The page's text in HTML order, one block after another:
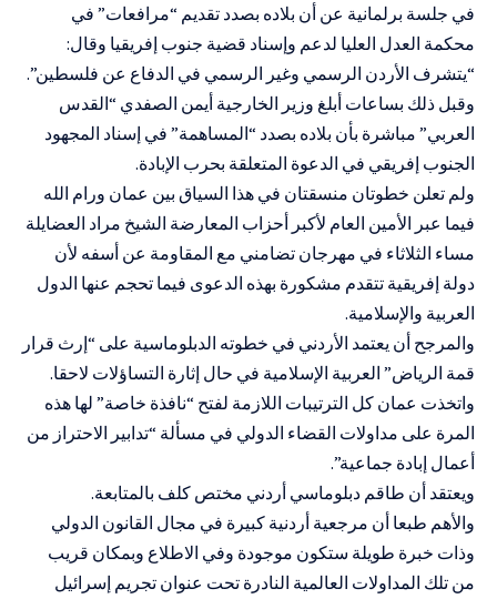
في جلسة برلمانية عن أن بلاده بصدد تقديم “مرافعات” في
محكمة العدل العليا لدعم وإسناد قضية جنوب إفريقيا وقال:
“يتشرف الأردن الرسمي وغير الرسمي في الدفاع عن فلسطين”.
وقبل ذلك بساعات أبلغ وزير الخارجية أيمن الصفدي “القدس
العربي” مباشرة بأن بلاده بصدد “المساهمة” في إسناد المجهود
الجنوب إفريقي في الدعوة المتعلقة بحرب الإبادة.
ولم تعلن خطوتان منسقتان في هذا السياق بين عمان ورام الله
فيما عبر الأمين العام لأكبر أحزاب المعارضة الشيخ مراد العضايلة
مساء الثلاثاء في مهرجان تضامني مع المقاومة عن أسفه لأن
دولة إفريقية تتقدم مشكورة بهذه الدعوى فيما تحجم عنها الدول
العربية والإسلامية.
والمرجح أن يعتمد الأردني في خطوته الدبلوماسية على “إرث قرار
قمة الرياض” العربية الإسلامية في حال إثارة التساؤلات لاحقا.
واتخذت عمان كل الترتيبات اللازمة لفتح “نافذة خاصة” لها هذه
المرة على مداولات القضاء الدولي في مسألة “تدابير الاحتراز من
أعمال إبادة جماعية”.
ويعتقد أن طاقم دبلوماسي أردني مختص كلف بالمتابعة.
والأهم طبعا أن مرجعية أردنية كبيرة في مجال القانون الدولي
وذات خبرة طويلة ستكون موجودة وفي الاطلاع وبمكان قريب
من تلك المداولات العالمية النادرة تحت عنوان تجريم إسرائيل